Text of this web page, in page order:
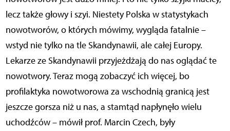
lecz także głowy i szyi. Niestety Polska w statystykach
nowotworów, o których mówimy, wygląda fatalnie –
wstyd nie tylko na tle Skandynawii, ale całej Europy.
Lekarze ze Skandynawii przyjeżdżają do nas oglądać te
nowotwory. Teraz mogą zobaczyć ich więcej, bo
profilaktyka nowotworowa za wschodnią granicą jest
jeszcze gorsza niż u nas, a stamtąd napłynęło wielu
uchodźców – mówił prof. Marcin Czech, były